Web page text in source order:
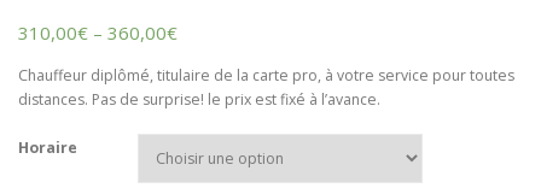
310,00€ – 360,00€
Chauffeur diplômé, titulaire de la carte pro, à votre service pour toutes
distances. Pas de surprise! le prix est fixé à l’avance.
Horaire